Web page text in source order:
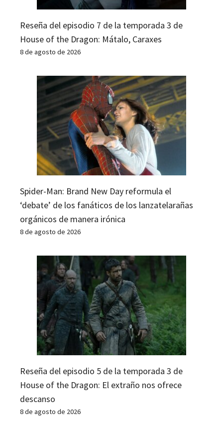
Reseña del episodio 7 de la temporada 3 de
House of the Dragon: Mátalo, Caraxes
8 de agosto de 2026
Spider-Man: Brand New Day reformula el
‘debate’ de los fanáticos de los lanzatelarañas
orgánicos de manera irónica
8 de agosto de 2026
Reseña del episodio 5 de la temporada 3 de
House of the Dragon: El extraño nos ofrece
descanso
8 de agosto de 2026